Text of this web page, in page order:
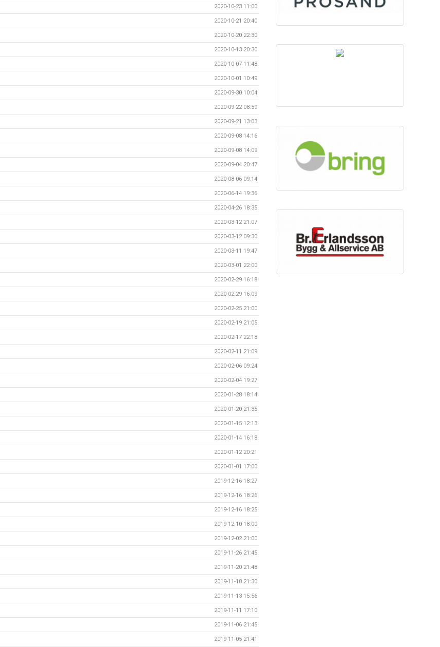
2020-10-23 11:00
2020-10-21 20:40
2020-10-20 22:30
2020-10-13 20:30
2020-10-07 11:48
2020-10-01 10:49
2020-09-30 10:04
2020-09-22 08:59
2020-09-21 13:03
2020-09-08 14:16
2020-09-08 14:09
2020-09-04 20:47
2020-08-06 09:14
2020-06-14 19:36
2020-04-26 18:35
2020-03-12 21:07
2020-03-12 09:30
2020-03-11 19:47
2020-03-01 22:00
2020-02-29 16:18
2020-02-29 16:09
2020-02-25 21:00
2020-02-19 21:05
2020-02-17 22:18
2020-02-11 21:09
2020-02-06 09:24
2020-02-04 19:27
2020-01-28 18:14
2020-01-20 21:35
2020-01-15 12:13
2020-01-14 16:18
2020-01-12 20:21
2020-01-01 17:00
2019-12-16 18:27
2019-12-16 18:26
2019-12-16 18:25
2019-12-10 18:00
2019-12-02 21:00
2019-11-26 21:45
2019-11-20 21:48
2019-11-18 21:30
2019-11-13 15:56
2019-11-11 17:10
2019-11-06 21:45
2019-11-05 21:41